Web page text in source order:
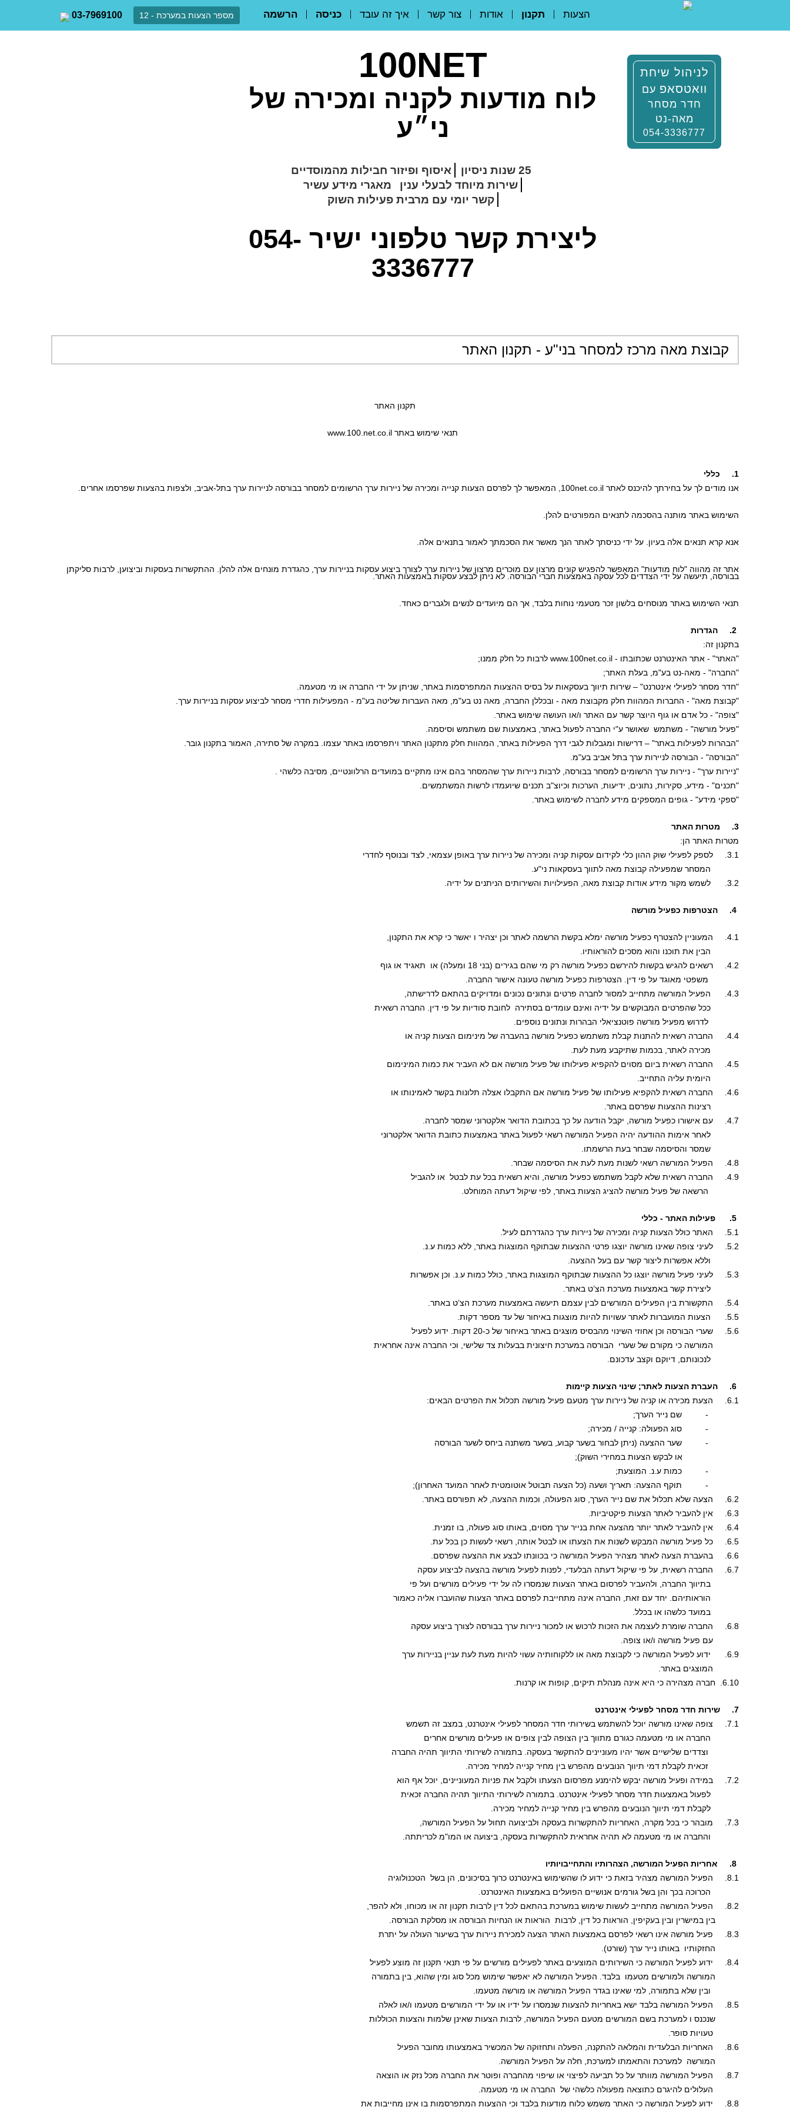
03-7969100 מספר הצעות במערכת - 12 הרשמה כניסה איך זה עובד צור קשר אודות תקנון הצעות
100NET
לוח מודעות לקניה ומכירה של
ני״ע
25 שנות ניסיון
איסוף ופיזור חבילות מהמוסדיים
שירות מיוחד לבעלי ענין
מאגרי מידע עשיר
קשר יומי עם מרבית פעילות השוק
ליצירת קשר טלפוני ישיר 054-
3336777
לניהול שיחת
וואטסאפ עם
חדר מסחר
מאה-נט
054-3336777
קבוצת מאה מרכז למסחר בני"ע - תקנון האתר
תקנון האתר
תנאי שימוש באתר www.100.net.co.il
1.     כללי
אנו מודים לך על בחירתך להיכנס לאתר 100net.co.il, המאפשר לך לפרסם הצעות קנייה ומכירה של ניירות ערך הרשומים למסחר בבורסה לניירות ערך בתל-אביב, ולצפות בהצעות שפרסמו אחרים.
השימוש באתר מותנה בהסכמה לתנאים המפורטים להלן.
אנא קרא תנאים אלה בעיון. על ידי כניסתך לאתר הנך מאשר את הסכמתך לאמור בתנאים אלה.
בבורסה, תיעשה על ידי הצדדים לכל עסקה באמצעות חברי הבורסה. לא ניתן לבצע עסקות באמצעות האתר.
תנאי השימוש באתר מנוסחים בלשון זכר מטעמי נוחות בלבד, אך הם מיועדים לנשים ולגברים כאחד.
בתקנון זה:
"האתר" - אתר האינטרנט שכתובתו - www.100net.co.il לרבות כל חלק ממנו;
"החברה" - מאה-נט בע"מ, בעלת האתר;
"חדר מסחר לפעילי אינטרנט" – שירות תיווך בעסקאות על בסיס ההצעות המתפרסמות באתר, שניתן על ידי החברה או מי מטעמה.
"קבוצת מאה" - החברות המהוות חלק מקבוצת מאה - ובכללן החברה, מאה נט בע"מ, מאה העברות שליטה בע"מ - המפעילות חדרי מסחר לביצוע עסקות בניירות ערך.
"צופה" - כל אדם או גוף היוצר קשר עם האתר ו/או העושה שימוש באתר.
"פעיל מורשה" - משתמש  שאושר ע"י החברה לפעול באתר, באמצעות שם משתמש וסיסמה.
"הבהרות לפעילות באתר" – דרישות ומגבלות לגבי דרך הפעילות באתר, המהוות חלק מתקנון האתר ויתפרסמו באתר עצמו. במקרה של סתירה, האמור בתקנון גובר.
"הבורסה" - הבורסה לניירות ערך בתל אביב בע"מ.
"ניירות ערך" - ניירות ערך הרשומים למסחר בבורסה, לרבות ניירות ערך שהמסחר בהם אינו מתקיים במועדים הרלוונטיים, מסיבה כלשהי .
"תכנים" - מידע, סקירות, נתונים, ידיעות, הערכות וכיוצ"ב תכנים שיועמדו לרשות המשתמשים.
"ספקי מידע" - גופים המספקים מידע לחברה לשימוש באתר.
3.     מטרות האתר
מטרות האתר הן:
3.1.     לספק לפעילי שוק ההון כלי לקידום עסקות קניה ומכירה של ניירות ערך באופן עצמאי, לצד ובנוסף לחדרי
המסחר שמפעילה קבוצת מאה לתווך בעסקאות ני"ע.
3.2.      לשמש מקור מידע אודות קבוצת מאה, הפעילויות והשירותים הניתנים על ידיה.
4.1.     המעוניין להצטרף כפעיל מורשה ימלא בקשת הרשמה לאתר וכן יצהיר ו יאשר כי קרא את התקנון,
הבין את תוכנו והוא מסכים להוראותיו.
4.2.     רשאים להגיש בקשות להירשם כפעיל מורשה רק מי שהם בגירים (בני 18 ומעלה) או  תאגיד או גוף
משפטי מאוגד על פי דין. הצטרפות כפעיל מורשה טעונה אישור החברה.
4.3.      הפעיל המורשה מתחייב למסור לחברה פרטים ונתונים נכונים ומדויקים בהתאם לדרישתה,
ככל שהפרטים המבוקשים על ידיה ואינם עומדים בסתירה  לחובת סודיות על פי דין. החברה רשאית
לדרוש מפעיל מורשה פוטנציאלי הבהרות ונתונים נוספים.
4.4.     החברה רשאית להתנות קבלת משתמש כפעיל מורשה בהעברה של מינימום הצעות קניה או
מכירה לאתר, בכמות שתיקבע מעת לעת.
4.5.     החברה רשאית ביום מסוים להקפיא פעילותו של פעיל מורשה אם לא העביר את כמות המינימום
היומית עליה התחייב.
4.6.     החברה רשאית להקפיא פעילותו של פעיל מורשה אם התקבלו אצלה תלונות בקשר לאמינותו או
רצינות ההצעות שפרסם באתר.
4.7.     עם אישורו כפעיל מורשה, יקבל הודעה על כך בכתובת הדואר אלקטרוני שמסר לחברה.
לאחר אימות ההודעה יהיה הפעיל המורשה רשאי לפעול באתר באמצעות כתובת הדואר אלקטרוני
שמסר והסיסמה שבחר בעת הרשמתו.
4.8.     הפעיל המורשה רשאי לשנות מעת לעת את הסיסמה שבחר.
4.9.     החברה רשאית שלא לקבל משתמש כפעיל מורשה, והיא רשאית בכל עת לבטל  או להגביל
הרשאה של פעיל מורשה להציג הצעות באתר, לפי שיקול דעתה המוחלט.
5.1.     האתר כולל הצעות קניה ומכירה של ניירות ערך כהגדרתם לעיל.
5.2.     לעיני צופה שאינו מורשה יוצגו פרטי ההצעות שבתוקף המוצגות באתר, ללא כמות ע.נ.
וללא אפשרות ליצור קשר עם בעל ההצעה.
5.3.     לעיני פעיל מורשה יוצגו כל ההצעות שבתוקף המוצגות באתר, כולל כמות ע.נ. וכן אפשרות
ליצירת קשר באמצעות מערכת הצ’ט באתר.
5.4.     התקשורת בין הפעילים המורשים לבין עצמם תיעשה באמצעות מערכת הצ’ט באתר.
5.5.      הצעות המועברות לאתר עשויות להיות מוצגות באיחור של עד מספר דקות.
5.6.     שערי הבורסה וכן אחוזי השינוי מהבסיס מוצגים באתר באיחור של כ-20 דקות. ידוע לפעיל
המורשה כי מקורם של שערי  הבורסה במערכת חיצונית בבעלות צד שלישי, וכי החברה אינה אחראית
לנכונותם, דיוקם וקצב עדכונם.
6.1.     הצעת מכירה או קניה של ניירות ערך מטעם פעיל מורשה תכלול את הפרטים הבאים:
-          שם נייר הערך;
-          סוג הפעולה: קנייה / מכירה;
-          שער ההצעה (ניתן לבחור בשער קבוע, בשער משתנה ביחס לשער הבורסה
או לבקש הצעות במחירי השוק);
-          כמות ע.נ. המוצעת;
-          תוקף ההצעה: תאריך ושעה (כל הצעה תבוטל אוטומטית לאחר המועד האחרון);
6.2.     הצעה שלא תכלול את שם נייר הערך, סוג הפעולה, וכמות ההצעה, לא תפורסם באתר.
6.3.     אין להעביר לאתר הצעות פיקטיביות.
6.4.     אין להעביר לאתר יותר מהצעה אחת בנייר ערך מסוים, באותו סוג פעולה, בו זמנית.
6.5.     כל פעיל מורשה המבקש לשנות את הצעתו או לבטל אותה, רשאי לעשות כן בכל עת.
6.6.     בהעברת הצעה לאתר מצהיר הפעיל המורשה כי בכוונתו לבצע את ההצעה שפרסם.
6.7.     החברה רשאית, על פי שיקול דעתה הבלעדי, לפנות לפעיל מורשה בהצעה לביצוע עסקה
בתיווך החברה, ולהעביר לפרסום באתר הצעות שנמסרו לה על ידי פעילים מורשים ועל פי
הוראותיהם. יחד עם זאת, החברה אינה מתחייבת לפרסם באתר הצעות שהועברו אליה כאמור
במועד כלשהו או בכלל.
6.8.     החברה שומרת לעצמה את הזכות לרכוש או למכור ניירות ערך בבורסה לצורך ביצוע עסקה
עם פעיל מורשה ו/או צופה.
6.9.      ידוע לפעיל המורשה כי לקבוצת מאה או ללקוחותיה עשוי להיות מעת לעת עניין בניירות ערך
המוצגים באתר.
6.10.  חברה מצהירה כי היא אינה מנהלת תיקים, קופות או קרנות.
7.     שירות חדר מסחר לפעילי אינטרנט
7.1.     צופה שאינו מורשה יוכל להשתמש בשירותי חדר המסחר לפעילי אינטרנט, במצב זה תשמש
החברה או מי מטעמה כגורם מתווך בין הצופה לבין צופים או פעילים מורשים אחרים
וצדדים שלישיים אשר יהיו מעוניינים להתקשר בעסקה. בתמורה לשירותי התיווך תהיה החברה
זכאית לקבלת דמי תיווך הנובעים מהפרש בין מחיר קנייה למחיר מכירה.
7.2.     במידה ופעיל מורשה יבקש להימנע מפרסום הצעתו ולקבל את פניות המעוניינים, יוכל אף הוא
לפעול באמצעות חדר מסחר לפעילי אינטרנט. בתמורה לשירותי התיווך תהיה החברה זכאית
לקבלת דמי תיווך הנובעים מהפרש בין מחיר קנייה למחיר מכירה.
7.3.     מובהר כי בכל מקרה, האחריות להתקשרות בעסקה ולביצועה תחול על הפעיל המורשה,
והחברה או מי מטעמה לא תהיה אחראית להתקשרות בעסקה, ביצועה או המו"מ לכריתתה.
8.1.     הפעיל המורשה מצהיר בזאת כי ידוע לו שהשימוש באינטרנט כרוך בסיכונים, הן בשל  הטכנולוגיה
הכרוכה בכך והן בשל גורמים אנושיים הפועלים באמצעות האינטרנט.
8.2.     הפעיל המורשה מתחייב לעשות שימוש במערכת בהתאם לכל דין לרבות תקנון זה או מכוחו, ולא להפר,
בין במישרין ובין בעקיפין, הוראות כל דין, לרבות  הוראות או הנחיות הבורסה או מסלקת הבורסה.
8.3.     פעיל מורשה אינו רשאי לפרסם באמצעות האתר הצעה למכירת ניירות ערך בשיעור העולה על יתרת
החזקותיו  באותו נייר ערך (שורט).
8.4.     ידוע לפעיל המורשה כי השירותים המוצעים באתר לפעילים מורשים על פי תנאי תקנון זה מוצע לפעיל
המורשה ולמורשים מטעמו  בלבד. הפעיל המורשה לא יאפשר שימוש מכל סוג ומין שהוא, בין בתמורה
ובין שלא בתמורה, למי שאינו בגדר הפעיל המורשה או מורשה מטעמו.
8.5.     הפעיל המורשה בלבד ישא באחריות להצעות שנמסרו על ידיו או על ידי המורשים מטעמו ו/או לאלה
שנכנס ו למערכת בשם המורשים מטעם הפעיל המורשה, לרבות הצעות שאינן שלמות והצעות הכוללות
טעויות סופר.
8.6.     האחריות הבלעדית והמלאה להתקנה, הפעלה ותחזוקה של המכשיר באמצעותו מחובר הפעיל
המורשה  למערכת והתאמתו למערכת, חלה על הפעיל המורשה.
8.7.     הפעיל המורשה מוותר על כל תביעה לפיצוי או שיפוי מהחברה ופוטר את החברה מכל נזק או הוצאה
העלולים להיגרם כתוצאה מפעולה כלשהי של  החברה או מי מטעמה.
8.8.     ידוע לפעיל המורשה כי האתר משמש כלוח מודעות בלבד וכי ההצעות המתפרסמות בו אינן מחייבות את